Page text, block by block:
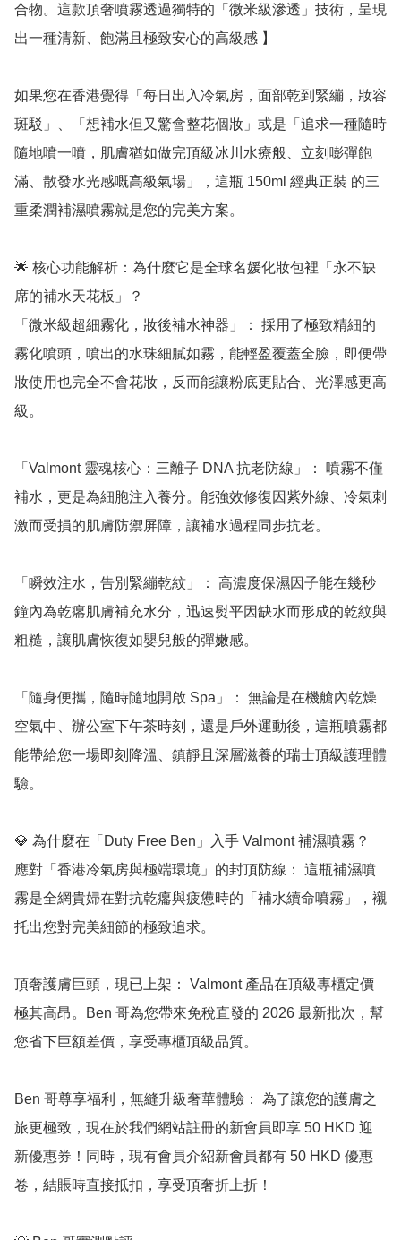
合物。這款頂奢噴霧透過獨特的「微米級滲透」技術，呈現
出一種清新、飽滿且極致安心的高級感 】
如果您在香港覺得「每日出入冷氣房，面部乾到緊繃，妝容
斑駁」、「想補水但又驚會整花個妝」或是「追求一種隨時
隨地噴一噴，肌膚猶如做完頂級冰川水療般、立刻嘭彈飽
滿、散發水光感嘅高級氣場」，這瓶 150ml 經典正裝 的三
重柔潤補濕噴霧就是您的完美方案。
🌟 核心功能解析：為什麼它是全球名媛化妝包裡「永不缺
席的補水天花板」？
「微米級超細霧化，妝後補水神器」： 採用了極致精細的
霧化噴頭，噴出的水珠細膩如霧，能輕盈覆蓋全臉，即便帶
妝使用也完全不會花妝，反而能讓粉底更貼合、光澤感更高
級。
「Valmont 靈魂核心：三離子 DNA 抗老防線」： 噴霧不僅
補水，更是為細胞注入養分。能強效修復因紫外線、冷氣刺
激而受損的肌膚防禦屏障，讓補水過程同步抗老。
「瞬效注水，告別緊繃乾紋」： 高濃度保濕因子能在幾秒
鐘內為乾癟肌膚補充水分，迅速熨平因缺水而形成的乾紋與
粗糙，讓肌膚恢復如嬰兒般的彈嫩感。
「隨身便攜，隨時隨地開啟 Spa」： 無論是在機艙內乾燥
空氣中、辦公室下午茶時刻，還是戶外運動後，這瓶噴霧都
能帶給您一場即刻降溫、鎮靜且深層滋養的瑞士頂級護理體
驗。
💎 為什麼在「Duty Free Ben」入手 Valmont 補濕噴霧？
應對「香港冷氣房與極端環境」的封頂防線： 這瓶補濕噴
霧是全網貴婦在對抗乾癟與疲憊時的「補水續命噴霧」，襯
托出您對完美細節的極致追求。
頂奢護膚巨頭，現已上架： Valmont 產品在頂級專櫃定價
極其高昂。Ben 哥為您帶來免稅直發的 2026 最新批次，幫
您省下巨額差價，享受專櫃頂級品質。
Ben 哥尊享福利，無縫升級奢華體驗： 為了讓您的護膚之
旅更極致，現在於我們網站註冊的新會員即享 50 HKD 迎
新優惠券！同時，現有會員介紹新會員都有 50 HKD 優惠
卷，結賬時直接抵扣，享受頂奢折上折！